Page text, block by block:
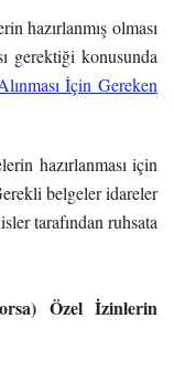
hazırlanmış olması
gerektiği konusunda
İçin Gereken
hazırlanması için
belgeler idareler
tarafından ruhsata
Özel İzinlerin